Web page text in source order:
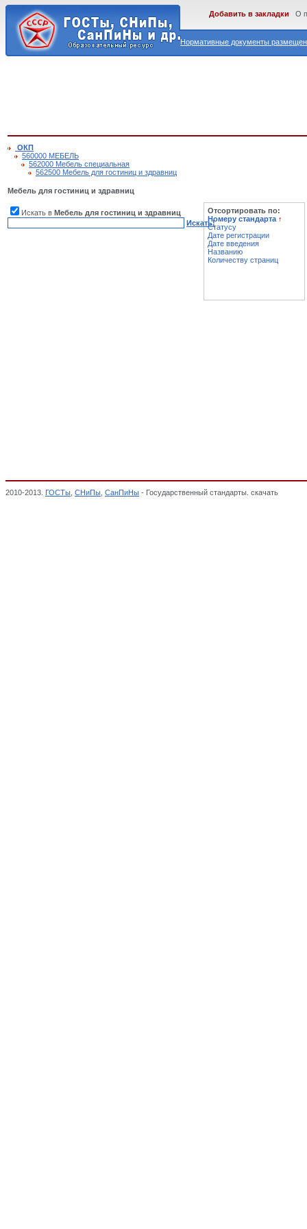
Нормативные документы
Добавить в закладки О
ОКП
560000 МЕБЕЛЬ
562000 Мебель специальная
562500 Мебель для гостиниц и здравниц
Мебель для гостиниц и здравниц
Искать в Мебель для гостиниц и здравниц
Искать!
Отсортировать по:
Номеру стандарта ↑
Статусу
Дате регистрации
Дате введения
Названию
Количеству страниц
2010-2013. ГОСТы СНиПы СанПиНы - Государственный стандарты. скачать